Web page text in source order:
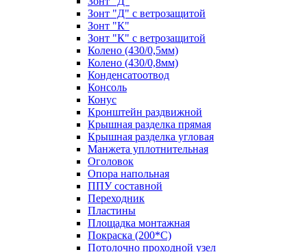
Зонт "Д" с ветрозащитой
Зонт "К"
Зонт "К" с ветрозащитой
Колено (430/0,5мм)
Колено (430/0,8мм)
Конденсатоотвод
Консоль
Конус
Кронштейн раздвижной
Крышная разделка прямая
Крышная разделка угловая
Манжета уплотнительная
Оголовок
Опора напольная
ППУ составной
Переходник
Пластины
Площадка монтажная
Покраска (200*С)
Потолочно проходной узел